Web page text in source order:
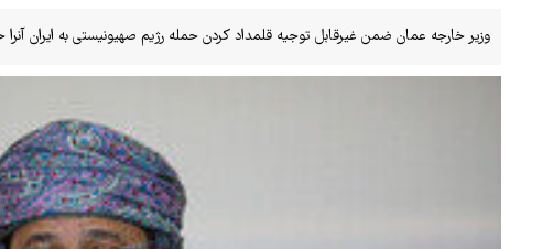
وزیر خارجه عمان ضمن غیرقابل توجیه قلمداد کردن حمله رژیم صهیونیستی به ایران